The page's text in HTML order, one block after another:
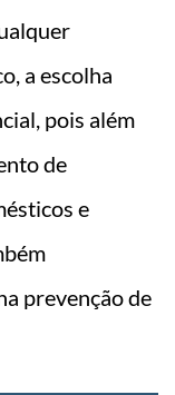
a escolha
pois além
de
e
prevenção de